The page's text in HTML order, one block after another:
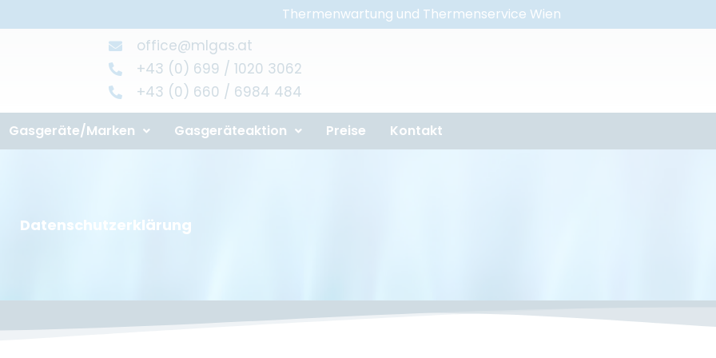
Thermenwartung und Thermenservice Wien
office@mlgas.at
+43 (0) 699 / 1020 3062
+43 (0) 660 / 6984 484
Gasgeräte/Marken Gasgeräteaktion Preise Kontakt
Datenschutzerklärung